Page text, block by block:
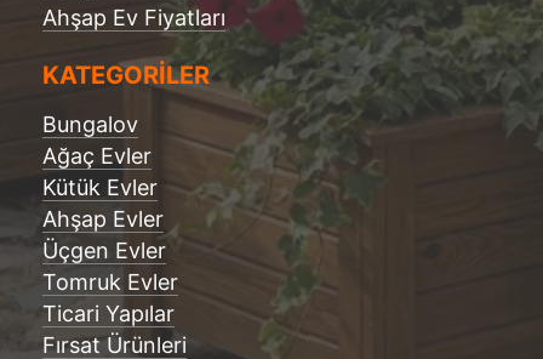
Ahşap Ev Fiyatları
KATEGORİLER
Bungalov
Ağaç Evler
Kütük Evler
Ahşap Evler
Üçgen Evler
Tomruk Evler
Ticari Yapılar
Fırsat Ürünleri